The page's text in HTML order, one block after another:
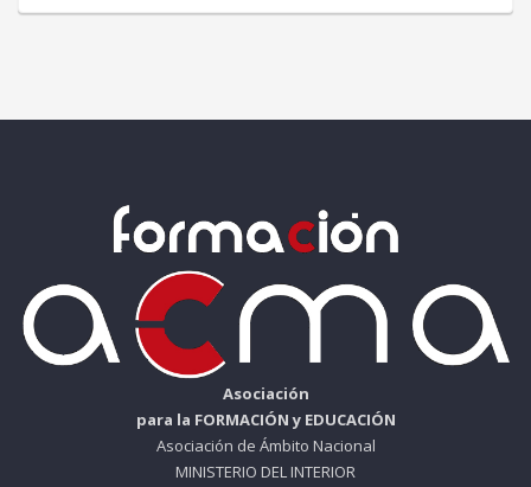
Asociación
para la FORMACIÓN y EDUCACIÓN
Asociación de Ámbito Nacional
MINISTERIO DEL INTERIOR